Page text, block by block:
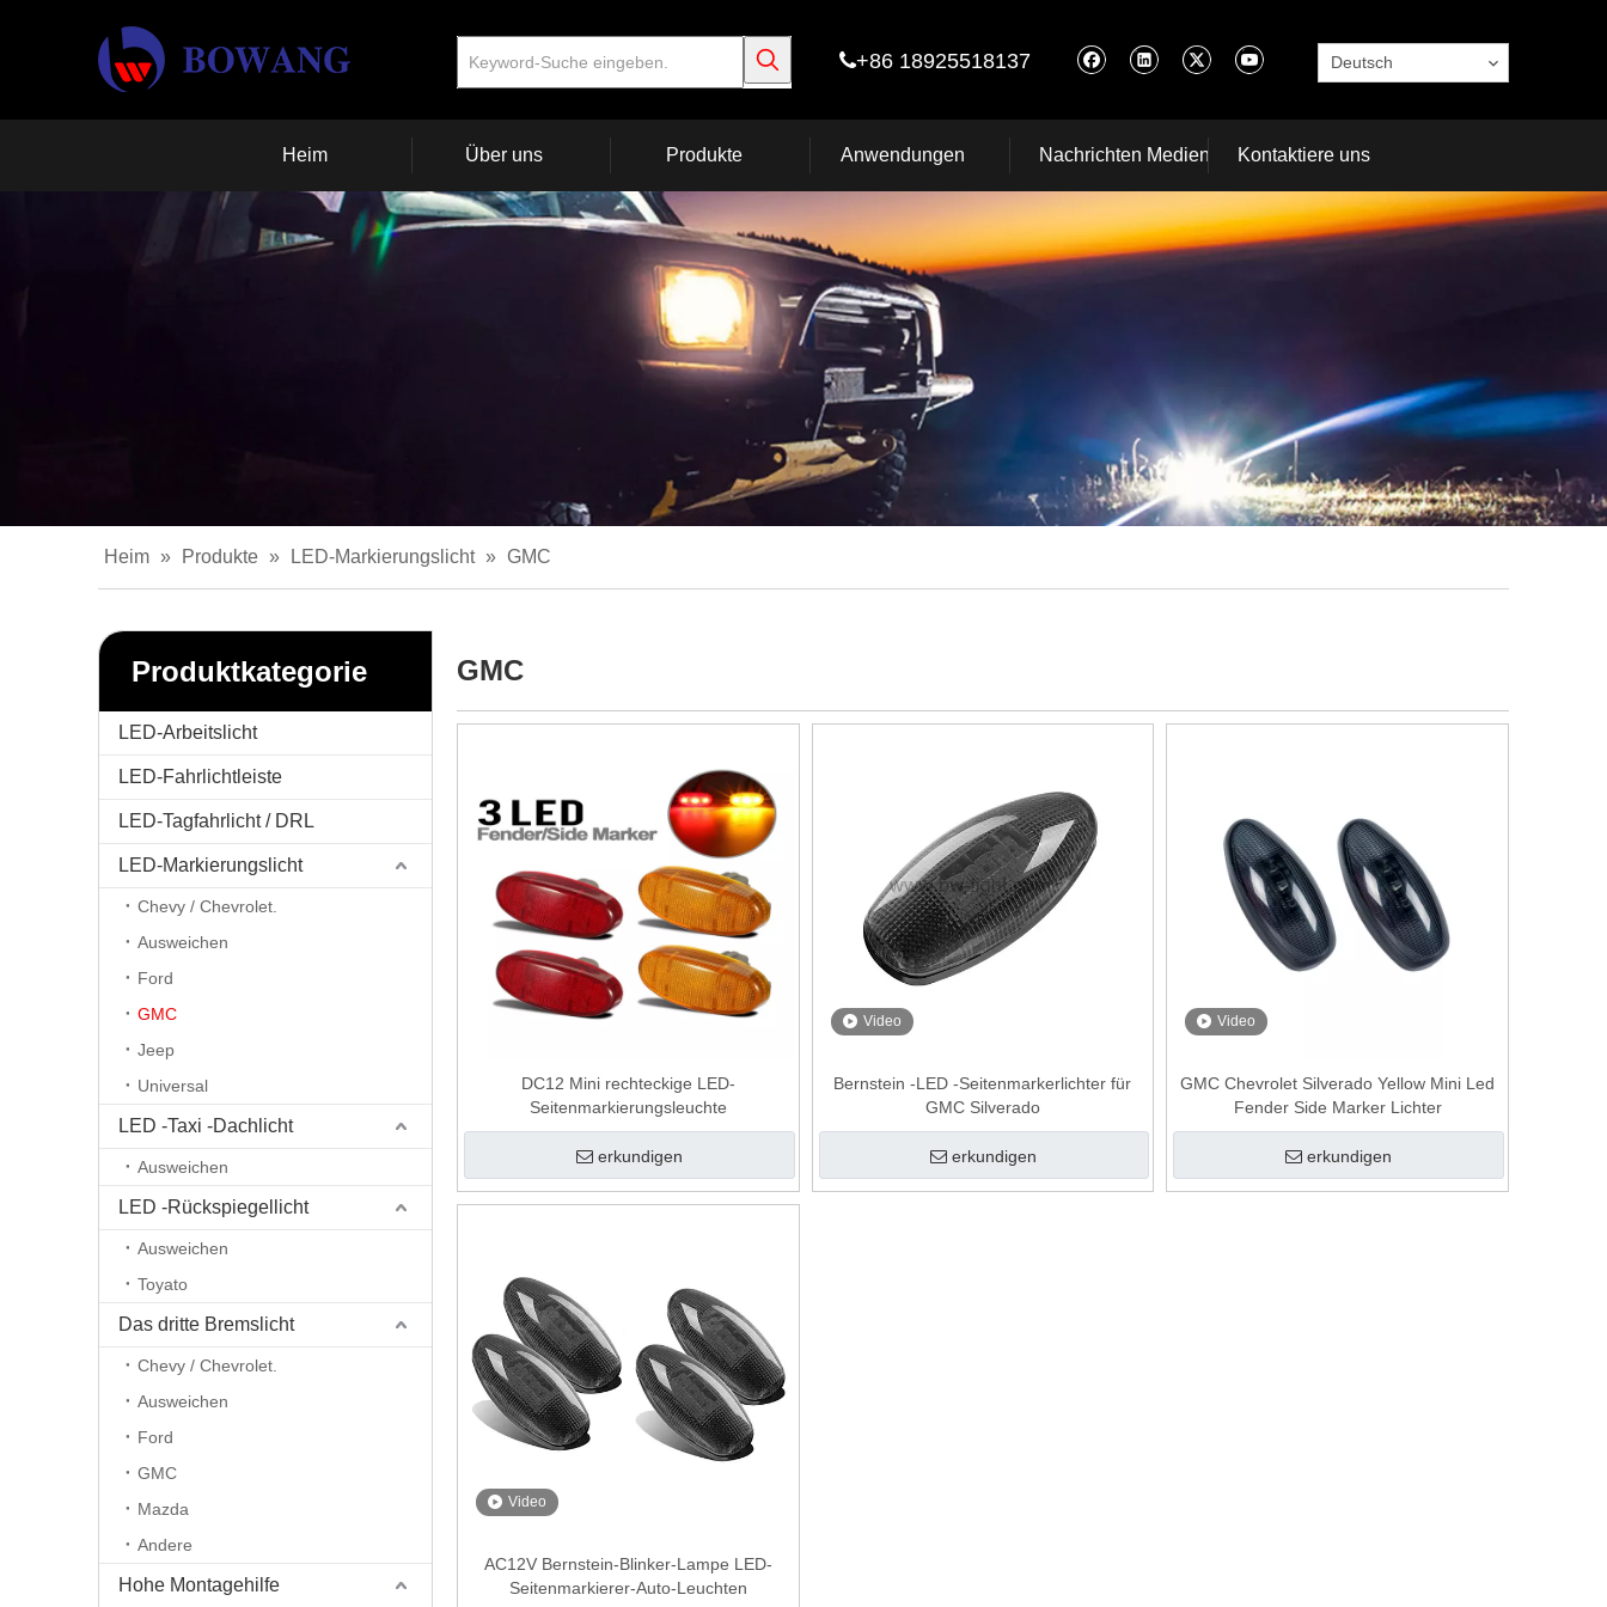
+86 18925518137 Deutsch
Heim Über uns Produkte Anwendungen Nachrichten Medien Kontaktiere uns
Heim » Produkte » LED-Markierungslicht » GMC
Produktkategorie
LED-Arbeitslicht
LED-Fahrlichtleiste
LED-Tagfahrlicht / DRL
LED-Markierungslicht
Chevy / Chevrolet.
Ausweichen
Ford
GMC
Jeep
Universal
LED -Taxi -Dachlicht
Ausweichen
LED -Rückspiegellicht
Ausweichen
Toyato
Das dritte Bremslicht
Chevy / Chevrolet.
Ausweichen
Ford
GMC
Mazda
Andere
Hohe Montagehilfe
GMC
DC12 Mini rechteckige LED-
Seitenmarkierungsleuchte
erkundigen
Video
Bernstein -LED -Seitenmarkerlichter für
GMC Silverado
erkundigen
Video
GMC Chevrolet Silverado Yellow Mini Led
Fender Side Marker Lichter
erkundigen
Video
AC12V Bernstein-Blinker-Lampe LED-
Seitenmarkierer-Auto-Leuchten